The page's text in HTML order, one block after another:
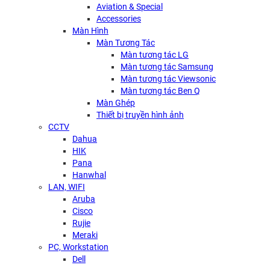
Aviation & Special
Accessories
Màn Hình
Màn Tương Tác
Màn tương tác LG
Màn tương tác Samsung
Màn tương tác Viewsonic
Màn tương tác Ben Q
Màn Ghép
Thiết bị truyền hình ảnh
CCTV
Dahua
HIK
Pana
Hanwhal
LAN, WIFI
Aruba
Cisco
Rujie
Meraki
PC, Workstation
Dell